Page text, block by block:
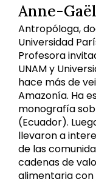
Anne-
Antropóloga,
Universidad
Profesora
UNAM y
hace más de
Amazonía. Ha
monografía
(Ecuador).
llevaron a
de las
cadenas de
alimentaria